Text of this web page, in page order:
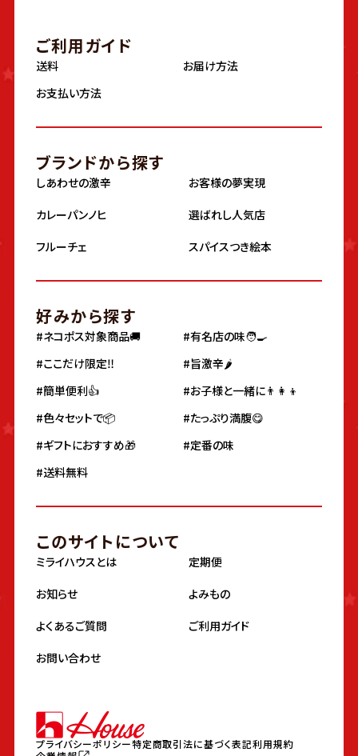
プライバシーポリシー特定商取引法に基づく表記利用規約
ご利用ガイド
送料
お届け方法
お支払い方法
ブランドから探す
しあわせの激辛
お客様の夢実現
カレーパンノヒ
選ばれし人気店
フルーチェ
スパイスつき絵本
好みから探す
#ネコポス対象商品🚚
#有名店の味🧑‍🍳
#ここだけ限定‼️
#旨激辛🌶
#簡単便利👍
#お子様と一緒に👨‍👩‍👦
#色々セットで📦
#たっぷり満腹😋
#ギフトにおすすめ🎁
#定番の味
#送料無料
このサイトについて
ミライハウスとは
定期便
お知らせ
よみもの
よくあるご質問
ご利用ガイド
お問い合わせ